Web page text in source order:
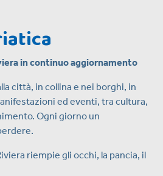
in continuo aggiornamento
città, in collina e nei borghi, in
ed eventi, tra cultura,
Ogni giorno un
riempie gli occhi, la pancia, il